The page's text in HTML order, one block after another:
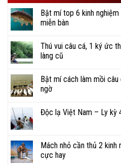
nhiệt huyết, hỗ trợ kịp
Gợi ý nhiều địa điểm câu,
chia sẻ đam mê, ký
CHUYÊN
Bật mí top 6 kinh
miễn bàn
Thú vui câu cá, 1 ký ức
làng cũ
Bật mí cách làm mồi
ngờ
Độc lạ Việt Nam – Ly kỳ
Mách nhỏ cần thủ 2 kinh
cực hay